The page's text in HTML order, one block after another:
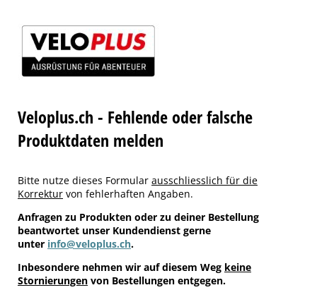
Veloplus.ch - Fehlende oder falsche
Produktdaten melden
Bitte nutze dieses Formular ausschliesslich für die
Korrektur von fehlerhaften Angaben.
Anfragen zu Produkten oder zu deiner Bestellung
beantwortet unser Kundendienst gerne
unter info@veloplus.ch.
Inbesondere nehmen wir auf diesem Weg keine
Stornierungen von Bestellungen entgegen.